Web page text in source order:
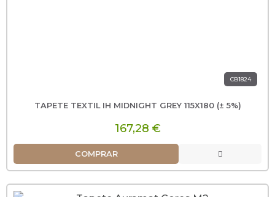
CB1824
TAPETE TEXTIL IH MIDNIGHT GREY 115X180 (± 5%)
167,28 €
COMPRAR